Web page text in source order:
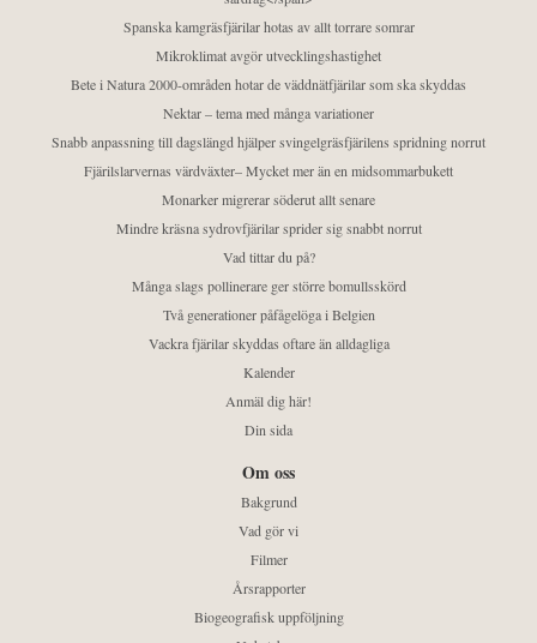
Spanska kamgräsfjärilar hotas av allt torrare somrar
Mikroklimat avgör utvecklingshastighet
Bete i Natura 2000-områden hotar de väddnätfjärilar som ska skyddas
Nektar – tema med många variationer
Snabb anpassning till dagslängd hjälper svingelgräsfjärilens spridning norrut
Fjärilslarvernas värdväxter– Mycket mer än en midsommarbukett
Monarker migrerar söderut allt senare
Mindre kräsna sydrovfjärilar sprider sig snabbt norrut
Vad tittar du på?
Många slags pollinerare ger större bomullsskörd
Två generationer påfågelöga i Belgien
Vackra fjärilar skyddas oftare än alldagliga
Kalender
Anmäl dig här!
Din sida
Om oss
Bakgrund
Vad gör vi
Filmer
Årsrapporter
Biogeografisk uppföljning